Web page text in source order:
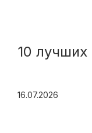
10 лучших
16.07.2026